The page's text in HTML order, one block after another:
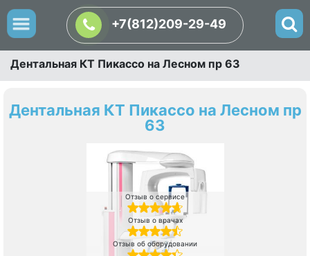
+7(812)209-29-49
Дентальная КТ Пикассо на Лесном пр 63
Дентальная КТ Пикассо на Лесном пр
63
Отзыв о сервисе
Отзыв о врачах
Отзыв об оборудовании